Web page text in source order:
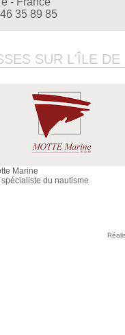
35 89 85
SUR L'ÎLE DE
Marine
spécialiste du nautisme